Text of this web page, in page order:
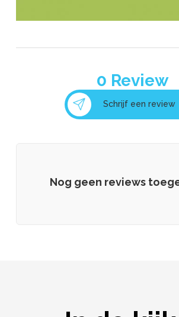
0 Review
Schrijf een review
Nog geen reviews